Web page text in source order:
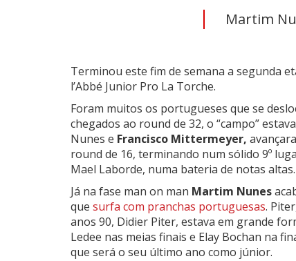
Martim
Terminou este fim de semana a segunda
l’Abbé Junior Pro La Torche.
Foram muitos os portugueses que se
chegados ao round de 32, o “campo”
Nunes e Francisco Mittermeyer,
round de 16, terminando num sólido 9º
Mael Laborde, numa bateria de notas altas.
Já na fase man on man Martim Nunes
que surfa com pranchas portuguesas.
anos 90, Didier Piter, estava em grande
Ledee nas meias finais e Elay Bochan na
que será o seu último ano como júnior.